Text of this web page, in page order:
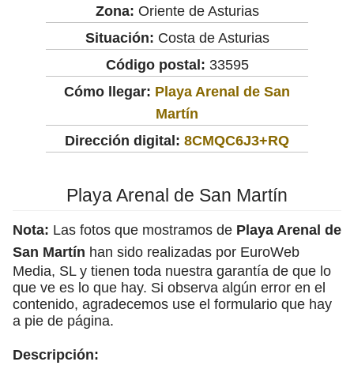
Zona: Oriente de Asturias
Situación: Costa de Asturias
Código postal: 33595
Cómo llegar: Playa Arenal de San
Martín
Dirección digital: 8CMQC6J3+RQ
Playa Arenal de San Martín
Nota: Las fotos que mostramos de Playa Arenal de
San Martín han sido realizadas por EuroWeb
Media, SL y tienen toda nuestra garantía de que lo
que ve es lo que hay. Si observa algún error en el
contenido, agradecemos use el formulario que hay
a pie de página.
Descripción: